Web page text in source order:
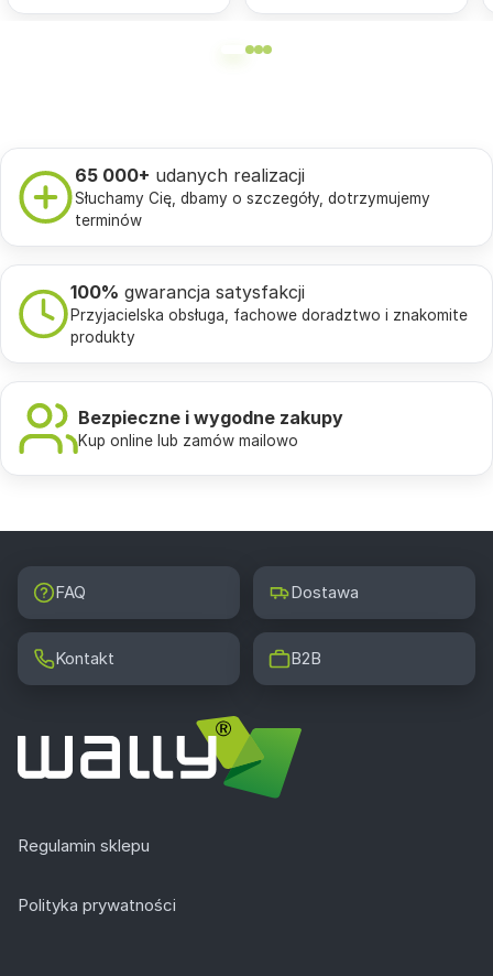
65 000+ udanych realizacji
Słuchamy Cię, dbamy o szczegóły, dotrzymujemy
terminów
100% gwarancja satysfakcji
Przyjacielska obsługa, fachowe doradztwo i znakomite
produkty
Bezpieczne i wygodne zakupy
Kup online lub zamów mailowo
FAQ Dostawa
Kontakt B2B
Regulamin sklepu
Polityka prywatności